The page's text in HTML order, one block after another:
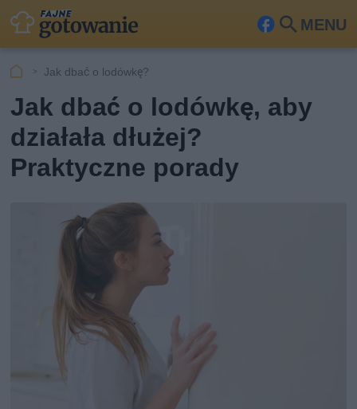
MENU
Fa Szu
Jak dbać o lodówkę?
Jak dbać o lodówkę, aby
działała dłużej?
Praktyczne porady